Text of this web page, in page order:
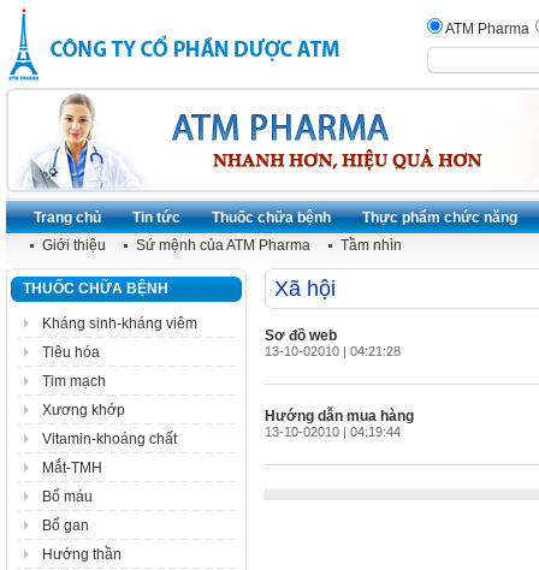
ATM Pharma
Trang chủ Tin tức Thuốc chữa bệnh
Thực phẩm chức năng
Giới thiệu
Sứ mệnh của ATM Pharma Tầm nhìn
THUỐC CHỮA BỆNH
Kháng sinh-kháng viêm
Tiêu hóa
Tim mạch
Xương khớp
Vitamin-khoáng chất
Mắt-TMH
Bổ máu
Bổ gan
Hướng thần
Xã hội
Sơ đồ web
13-10-02010 | 04:21:28
Hướng dẫn mua hàng
13-10-02010 | 04:19:44